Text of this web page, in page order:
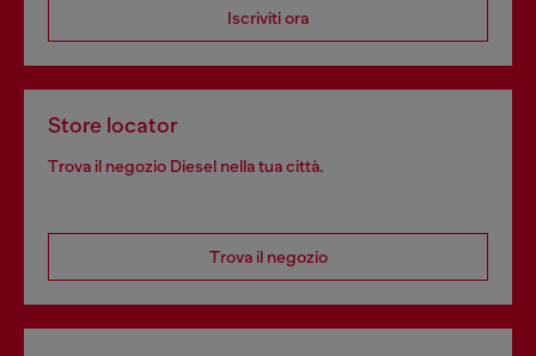
Iscriviti ora
Store locator
Trova il negozio Diesel nella tua città.
Trova il negozio